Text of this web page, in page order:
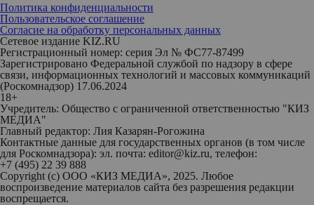
Политика конфиденциальности
Пользовательское соглашение
Согласие на обработку персональных данных
Сетевое издание KIZ.RU
Регистрационный номер: серия Эл № ФС77-87499
Зарегистрировано Федеральной службой по надзору в сфере
связи, информационных технологий и массовых коммуникаций
(Роскомнадзор) 17.06.2024
18+
Учредитель: Общество с ограниченной ответственностью "КИЗ
МЕДИА"
Главный редактор: Лия Казарян-Рогожина
Контактные данные для государственных органов (в том числе
для Роскомнадзора): эл. почта: editor@kiz.ru, телефон:
+7 (495) 22 39 888
Copyright (с) ООО «КИЗ МЕДИА», 2025. Любое
воспроизведение материалов сайта без разрешения редакции
воспрещается.